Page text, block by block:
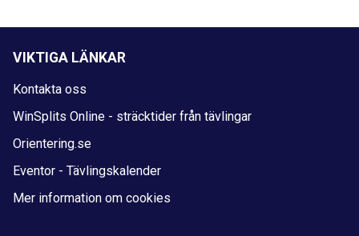
VIKTIGA LÄNKAR
Kontakta oss
WinSplits Online - sträcktider från tävlingar
Orientering.se
Eventor - Tävlingskalender
Mer information om cookies